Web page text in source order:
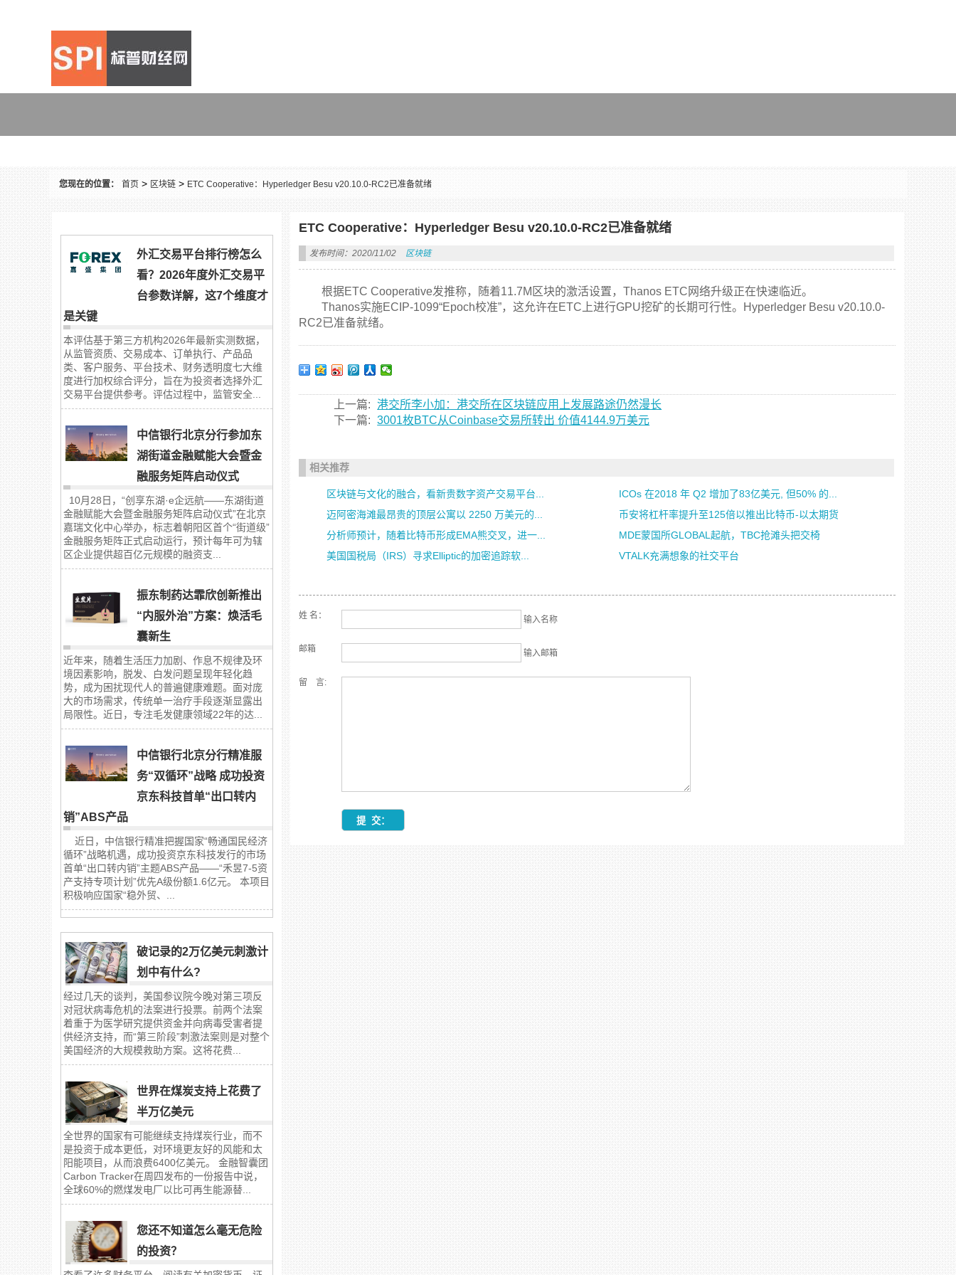
您现在的位置： 首页> 区块链> ETC Cooperative：Hyperledger Besu v20.10.0-RC2已准备就绪
外汇交易平台排行榜怎么
看？2026年度外汇交易平
台参数详解，这7个维度才
是关键
本评估基于第三方机构2026年最新实测数据，
从监管资质、交易成本、订单执行、产品品
类、客户服务、平台技术、财务透明度七大维
度进行加权综合评分，旨在为投资者选择外汇
交易平台提供参考。评估过程中，监管安全...
中信银行北京分行参加东
湖街道金融赋能大会暨金
融服务矩阵启动仪式
10月28日，“创享东湖·e企远航——东湖街道
金融赋能大会暨金融服务矩阵启动仪式”在北京
嘉瑞文化中心举办，标志着朝阳区首个“街道级”
金融服务矩阵正式启动运行，预计每年可为辖
区企业提供超百亿元规模的融资支...
振东制药达霏欣创新推出
“内服外治”方案：焕活毛
囊新生
近年来，随着生活压力加剧、作息不规律及环
境因素影响，脱发、白发问题呈现年轻化趋
势，成为困扰现代人的普遍健康难题。面对庞
大的市场需求，传统单一治疗手段逐渐显露出
局限性。近日，专注毛发健康领域22年的达...
中信银行北京分行精准服
务“双循环”战略 成功投资
京东科技首单“出口转内
销”ABS产品
近日，中信银行精准把握国家“畅通国民经济
循环”战略机遇，成功投资京东科技发行的市场
首单“出口转内销”主题ABS产品——“禾昱7-5资
产支持专项计划”优先A级份额1.6亿元。 本项目
积极响应国家“稳外贸、...
破记录的2万亿美元刺激计
划中有什么?
经过几天的谈判，美国参议院今晚对第三项反
对冠状病毒危机的法案进行投票。前两个法案
着重于为医学研究提供资金并向病毒受害者提
供经济支持，而“第三阶段”刺激法案则是对整个
美国经济的大规模救助方案。这将花费...
世界在煤炭支持上花费了
半万亿美元
全世界的国家有可能继续支持煤炭行业，而不
是投资于成本更低，对环境更友好的风能和太
阳能项目，从而浪费6400亿美元。 金融智囊团
Carbon Tracker在周四发布的一份报告中说，
全球60%的燃煤发电厂以比可再生能源替...
您还不知道怎么毫无危险
的投资？
ETC Cooperative：Hyperledger Besu v20.10.0-RC2已准备就绪
发布时间：2020/11/02 区块链
根据ETC Cooperative发推称，随着11.7M区块的激活设置，Thanos ETC网络升级正在快速临近。
Thanos实施ECIP-1099“Epoch校准”，这允许在ETC上进行GPU挖矿的长期可行性。Hyperledger Besu v20.10.0-
RC2已准备就绪。
上一篇:
港交所李小加：港交所在区块链应用上发展路途仍然漫长
下一篇:
3001枚BTC从Coinbase交易所转出 价值4144.9万美元
相关推荐
区块链与文化的融合，看新贵数字资产交易平台...
ICOs 在2018 年 Q2 增加了83亿美元, 但50% 的...
迈阿密海滩最昂贵的顶层公寓以 2250 万美元的...
币安将杠杆率提升至125倍以推出比特币-以太期货
分析师预计，随着比特币形成EMA熊交叉，进一...
MDE蒙国所GLOBAL起航，TBC抢滩头把交椅
美国国税局（IRS）寻求Elliptic的加密追踪软...
VTALK充满想象的社交平台
姓 名： 输入名称
邮箱 输入邮箱
留 言: